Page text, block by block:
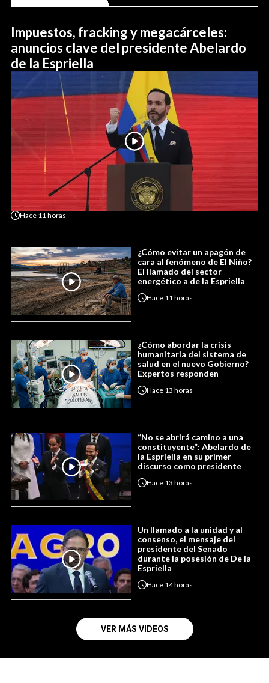
Impuestos, fracking y megacárceles:
anuncios clave del presidente Abelardo
de la Espriella
Hace 11 horas
¿Cómo evitar un apagón de
cara al fenómeno de El Niño?
El llamado del sector
energético a de la Espriella
Hace 11 horas
¿Cómo abordar la crisis
humanitaria del sistema de
salud en el nuevo Gobierno?
Expertos responden
Hace 13 horas
“No se abrirá camino a una
constituyente”: Abelardo de
la Espriella en su primer
discurso como presidente
Hace 13 horas
Un llamado a la unidad y al
consenso, el mensaje del
presidente del Senado
durante la posesión de De la
Espriella
Hace 14 horas
VER MÁS VIDEOS